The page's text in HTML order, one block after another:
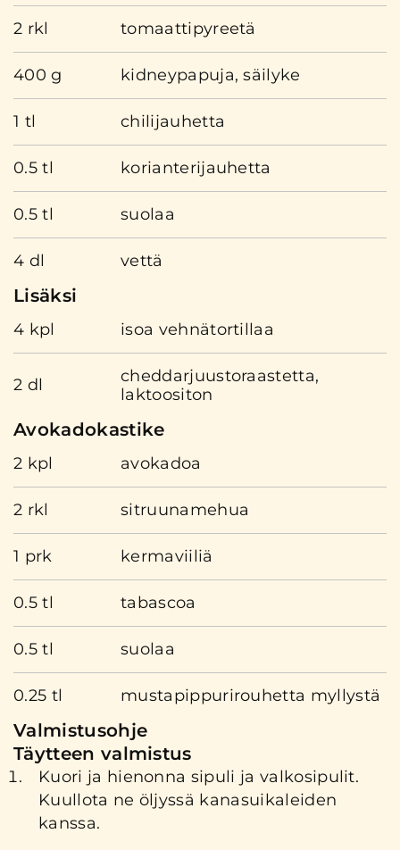
2 rkl tomaattipyreetä
400 g kidneypapuja, säilyke
1 tl chilijauhetta
0.5 tl korianterijauhetta
0.5 tl suolaa
4 dl vettä
Lisäksi
4 kpl isoa vehnätortillaa
2 dl
cheddarjuustoraastetta,
laktoositon
Avokadokastike
2 kpl avokadoa
2 rkl sitruunamehua
1 prk kermaviiliä
0.5 tl tabascoa
0.5 tl suolaa
0.25 tl mustapippurirouhetta myllystä
Valmistusohje
Täytteen valmistus
Kuori ja hienonna sipuli ja valkosipulit.
Kuullota ne öljyssä kanasuikaleiden
kanssa.